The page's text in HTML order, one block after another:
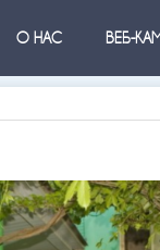
О НАС ВЕБ-